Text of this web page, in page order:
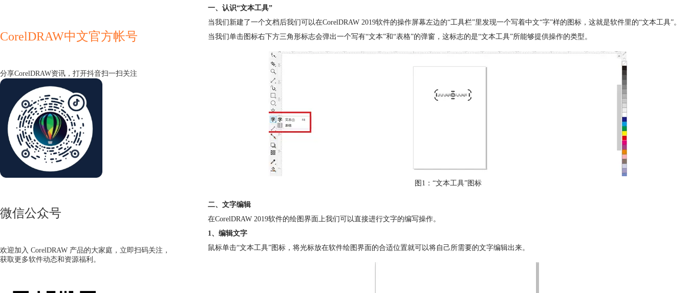
CorelDRAW中文官方帐号
分享CorelDRAW资讯，打开抖音扫一扫关注
微信公众号
欢迎加入 CorelDRAW 产品的大家庭，立即扫码关注，
获取更多软件动态和资源福利。
一、认识“文本工具”
当我们新建了一个文档后我们可以在CorelDRAW 2019软件的操作屏幕左边的“工具栏”里发现一个写着中文“字”样的图标，这就是软件里的“文本工具”。
当我们单击图标右下方三角形标志会弹出一个写有“文本”和“表格”的弹窗，这标志的是“文本工具”所能够提供操作的类型。
图1：“文本工具”图标
二、文字编辑
在CorelDRAW 2019软件的绘图界面上我们可以直接进行文字的编写操作。
1、编辑文字
鼠标单击“文本工具”图标，将光标放在软件绘图界面的合适位置就可以将自己所需要的文字编辑出来。